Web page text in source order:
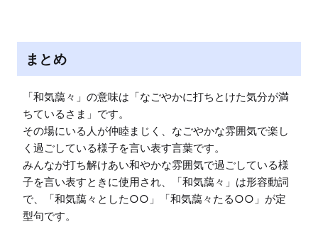
まとめ
「和気藹々」の意味は「なごやかに打ちとけた気分が満
ちているさま」です。
その場にいる人が仲睦まじく、なごやかな雰囲気で楽し
く過ごしている様子を言い表す言葉です。
みんなが打ち解けあい和やかな雰囲気で過ごしている様
子を言い表すときに使用され、「和気藹々」は形容動詞
で、「和気藹々とした○○」「和気藹々たる○○」が定
型句です。